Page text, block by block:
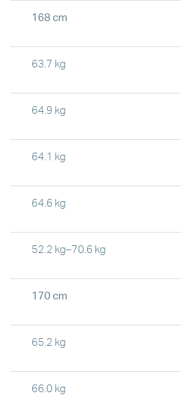
168 cm
63.7 kg
64.9 kg
64.1 kg
64.6 kg
52.2 kg–70.6 kg
170 cm
65.2 kg
66.0 kg